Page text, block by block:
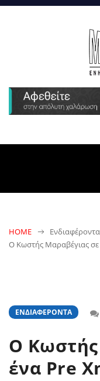
HOME
Ενδιαφέροντα
Ο Κωστής Μαραβέγιας σε
ΕΝΔΙΑΦΈΡΟΝΤΑ
Ο Κωστής
ένα Pre